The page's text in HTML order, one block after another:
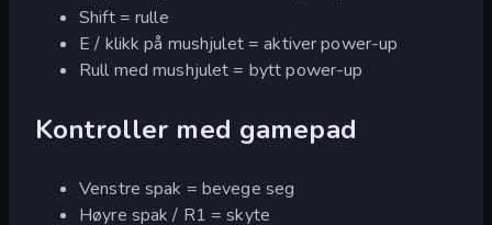
Shift = rulle
E / klikk på mushjulet = aktiver power-up
Rull med mushjulet = bytt power-up
Kontroller med gamepad
Venstre spak = bevege seg
Høyre spak / R1 = skyte